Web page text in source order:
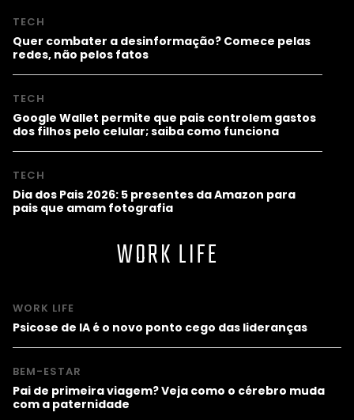
TECH
Quer combater a desinformação? Comece pelas
redes, não pelos fatos
TECH
Google Wallet permite que pais controlem gastos
dos filhos pelo celular; saiba como funciona
TECH
Dia dos Pais 2026: 5 presentes da Amazon para
pais que amam fotografia
WORK LIFE
WORK LIFE
Psicose de IA é o novo ponto cego das lideranças
BEM-ESTAR
Pai de primeira viagem? Veja como o cérebro muda
com a paternidade